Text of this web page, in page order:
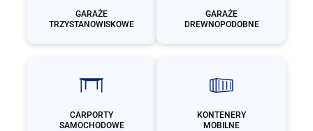
GARAŻE
TRZYSTANOWISKOWE
GARAŻE
DREWNOPODOBNE
CARPORTY
SAMOCHODOWE
KONTENERY
MOBILNE